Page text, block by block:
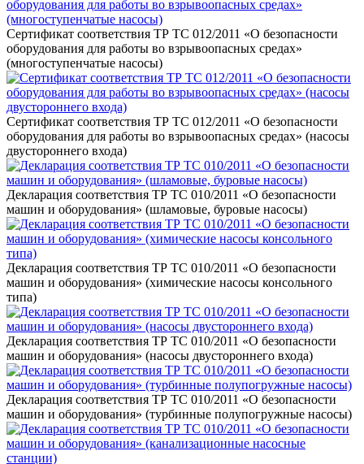
Сертификат соответствия ТР ТС 012/2011 «О безопасности
оборудования для работы во взрывоопасных средах»
(многоступенчатые насосы)
Сертификат соответствия ТР ТС 012/2011 «О безопасности
оборудования для работы во взрывоопасных средах» (насосы
двустороннего входа)
Декларация соответствия ТР ТС 010/2011 «О безопасности
машин и оборудования» (шламовые, буровые насосы)
Декларация соответствия ТР ТС 010/2011 «О безопасности
машин и оборудования» (химические насосы консольного
типа)
Декларация соответствия ТР ТС 010/2011 «О безопасности
машин и оборудования» (насосы двустороннего входа)
Декларация соответствия ТР ТС 010/2011 «О безопасности
машин и оборудования» (турбинные полупогружные насосы)